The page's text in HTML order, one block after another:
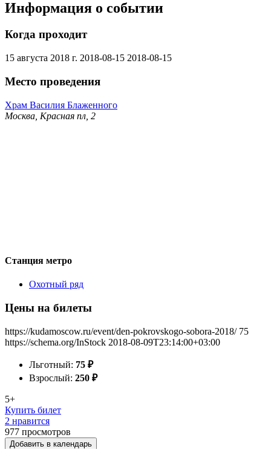
Информация о событии
Когда проходит
15 августа 2018 г. 2018-08-15 2018-08-15
Место проведения
Храм Василия Блаженного
Москва, Красная пл, 2
Станция метро
Охотный ряд
Цены на билеты
https://kudamoscow.ru/event/den-pokrovskogo-sobora-2018/ 75
https://schema.org/InStock 2018-08-09T23:14:00+03:00
Льготный: 75 ₽
Взрослый: 250 ₽
5+
Купить билет
2 нравится
977 просмотров
Добавить в календарь